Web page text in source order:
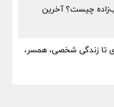
چیست؟ آخرین
تا زندگی شخصی، همسر،